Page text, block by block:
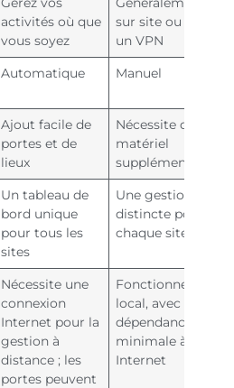
activités où que
vous soyez
sur site ou via
un VPN
Automatique Manuel
Ajout facile de
portes et de
lieux
Nécessite du
matériel
supplémentaire
Un tableau de
bord unique
pour tous les
sites
Une gestion
distincte pour
chaque site
Nécessite une
connexion
Internet pour la
gestion à
distance ; les
portes peuvent
Fonctionne en
local, avec une
dépendance
minimale à
Internet